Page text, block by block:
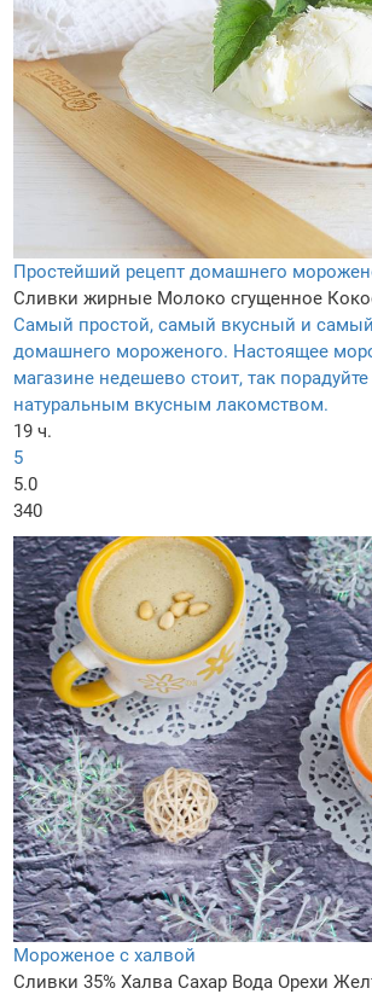
Простейший рецепт домашнего
Сливки жирные Молоко сгущенное
Самый простой, самый вкусный и
домашнего мороженого. Настоящее
магазине недешево стоит, так
натуральным вкусным лакомством.
19 ч.
5
5.0
340
Мороженое с халвой
Сливки 35% Халва Сахар Вода Орехи